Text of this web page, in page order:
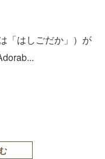
「はしごだか」）が